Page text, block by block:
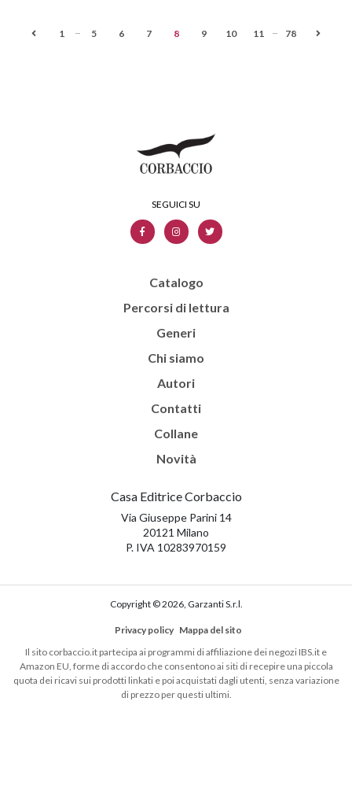
1 5 6 7 8 9 10 11 78
Catalogo
Percorsi di lettura
Generi
Chi siamo
Autori
Contatti
Collane
Novità
Casa Editrice Corbaccio
Via Giuseppe Parini 14
20121 Milano
P. IVA 10283970159
Copyright © 2026, Garzanti S.r.l.
Privacy policy Mappa del sito
Il sito corbaccio.it partecipa ai programmi di affiliazione dei negozi IBS.it e
Amazon EU, forme di accordo che consentono ai siti di recepire una piccola
quota dei ricavi sui prodotti linkati e poi acquistati dagli utenti, senza variazione
di prezzo per questi ultimi.